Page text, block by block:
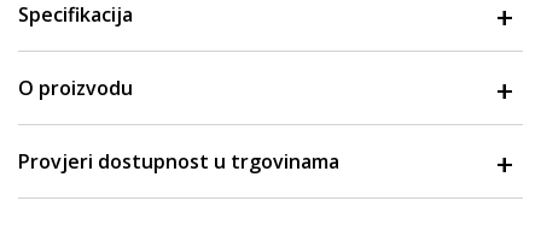
Specifikacija
O proizvodu
Provjeri dostupnost u trgovinama